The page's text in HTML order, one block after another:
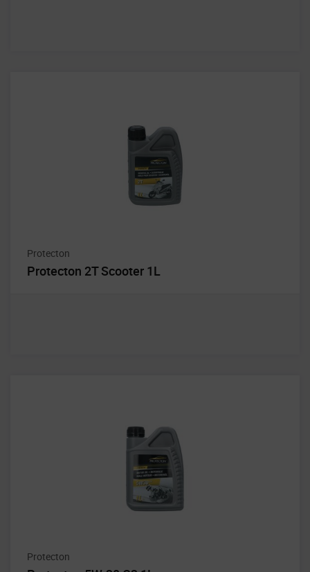
Protecton
Protecton 2T Scooter 1L
Protecton